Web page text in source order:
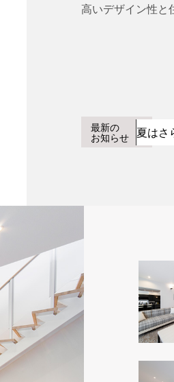
高いデザイン性と
最新の
お知らせ 夏はさ